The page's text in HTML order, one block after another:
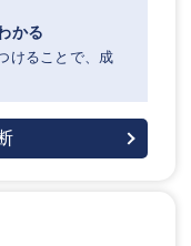
かる
けることで、成